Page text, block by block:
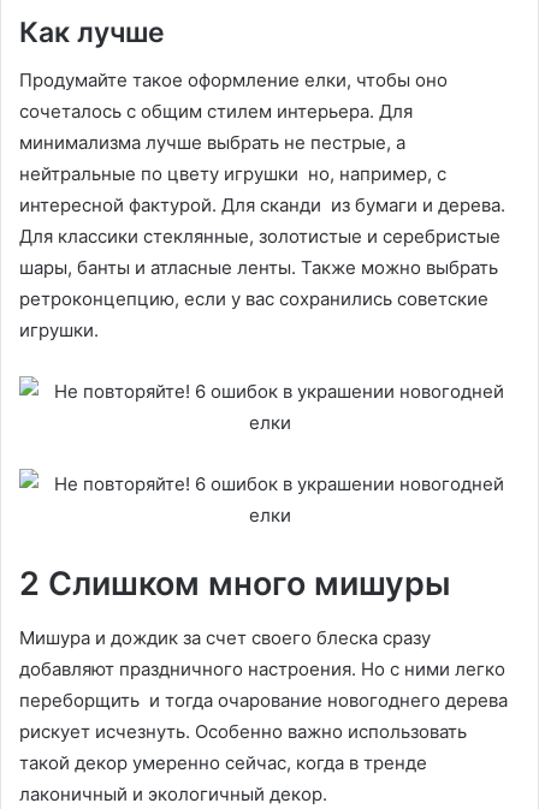
Как лучше
Продумайте такое оформление елки, чтобы оно
сочеталось с общим стилем интерьера. Для
минимализма лучше выбрать не пестрые, а
нейтральные по цвету игрушки но, например, с
интересной фактурой. Для сканди из бумаги и дерева.
Для классики стеклянные, золотистые и серебристые
шары, банты и атласные ленты. Также можно выбрать
ретроконцепцию, если у вас сохранились советские
игрушки.
2 Слишком много мишуры
Мишура и дождик за счет своего блеска сразу
добавляют праздничного настроения. Но с ними легко
переборщить и тогда очарование новогоднего дерева
рискует исчезнуть. Особенно важно использовать
такой декор умеренно сейчас, когда в тренде
лаконичный и экологичный декор.